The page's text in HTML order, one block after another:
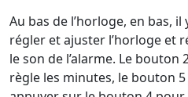
Au bas de l’horloge, en bas,
régler et ajuster l’horloge et
le son de l’alarme. Le bouton
règle les minutes, le bouton